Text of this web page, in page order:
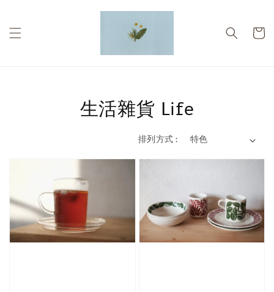
生活雜貨 Life
排列方式 :